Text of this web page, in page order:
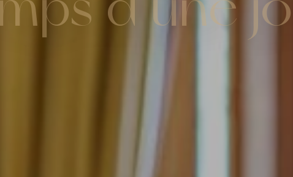
d’une
de Loire